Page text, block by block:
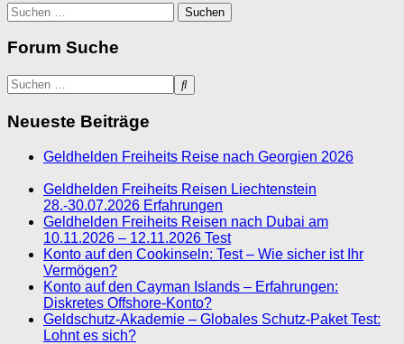
Suchen
nach:
Forum Suche
Neueste Beiträge
Geldhelden Freiheits Reise nach Georgien 2026
Geldhelden Freiheits Reisen Liechtenstein
28.-30.07.2026 Erfahrungen
Geldhelden Freiheits Reisen nach Dubai am
10.11.2026 – 12.11.2026 Test
Konto auf den Cookinseln: Test – Wie sicher ist Ihr
Vermögen?
Konto auf den Cayman Islands – Erfahrungen:
Diskretes Offshore-Konto?
Geldschutz-Akademie – Globales Schutz-Paket Test:
Lohnt es sich?